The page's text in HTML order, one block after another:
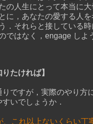
の人生にとって本当に大
に，あなたの愛する人を
．それらと接している時
ではなく，engage しよ
たければ】
ですが，実際のやり方
いでしょうか．
これ以上ないくらい丁